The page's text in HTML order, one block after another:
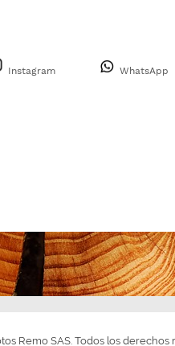
Instagram WhatsApp
Remo SAS. Todos los derechos